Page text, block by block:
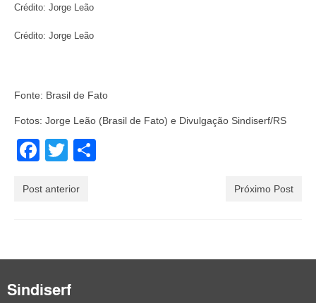
Crédito: Jorge Leão
Crédito: Jorge Leão
Fonte: Brasil de Fato
Fotos: Jorge Leão (Brasil de Fato) e Divulgação Sindiserf/RS
Facebook
Twitter
Post anterior Próximo Post
Sindiserf